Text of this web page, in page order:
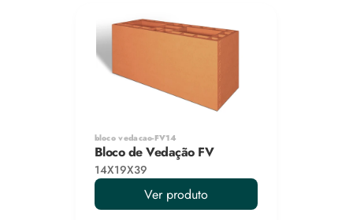
bloco vedacao-FV14
Bloco de Vedação FV
14X19X39
Ver produto